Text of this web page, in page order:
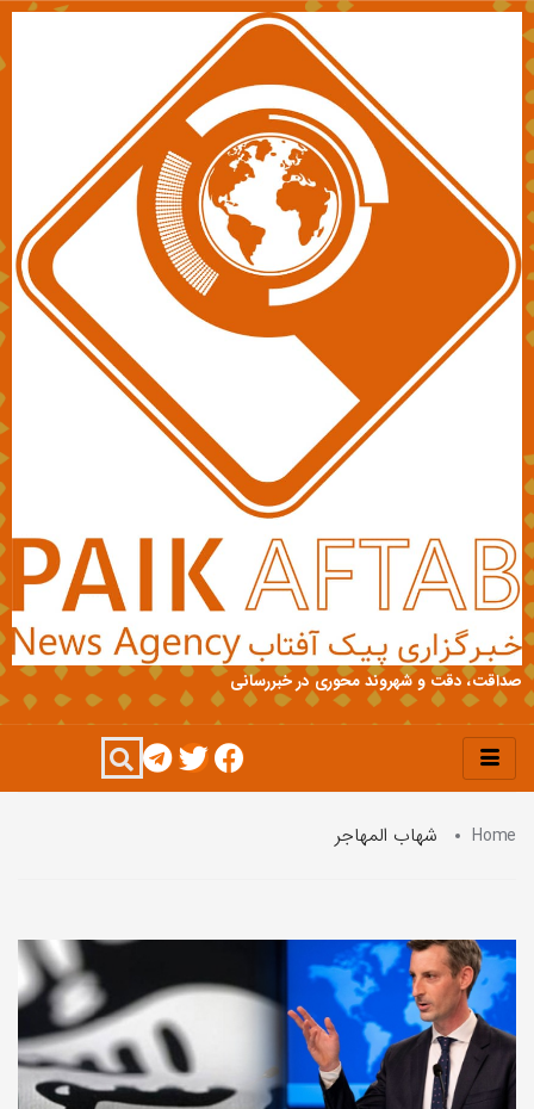
صداقت، دقت و شهروند محوری در خبررسانی
Home شهاب المهاجر